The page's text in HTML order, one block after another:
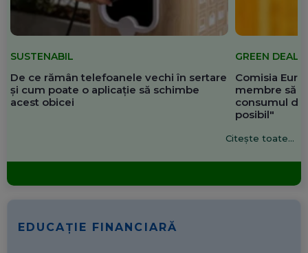
SUSTENABIL
De ce rămân telefoanele vechi în sertare
și cum poate o aplicație să schimbe
acest obicei
GREEN DEAL
Comisia
membre să
consumul de
posibil"
Citește toate...
EDUCAȚIE FINANCIARĂ